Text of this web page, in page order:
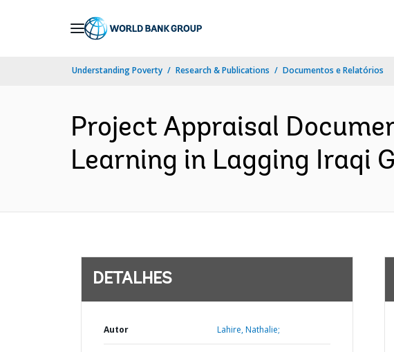
Understanding Poverty Research & Publications Documentos e Relatórios
Project Appraisal
Learning in Lagging Iraqi
DETALHES
Autor Lahire, Nathalie;